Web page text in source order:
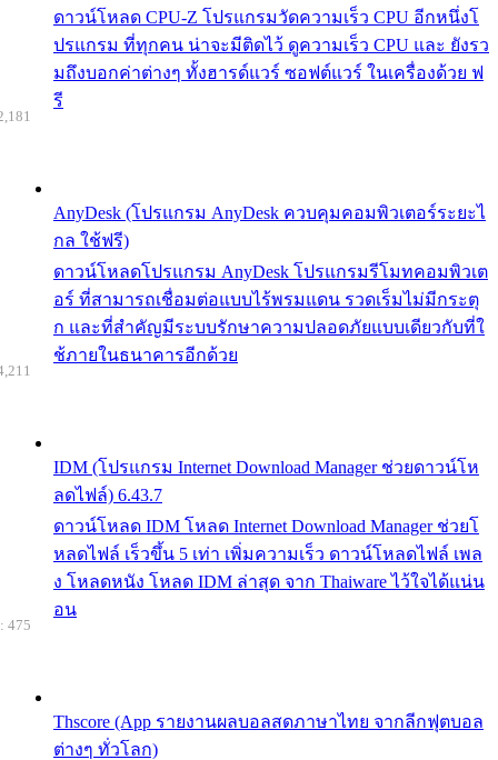
ดาวน์โหลด CPU-Z โปรแกรมวัดความเร็ว CPU อีกหนึ่งโ
ปรแกรม ที่ทุกคน น่าจะมีติดไว้ ดูความเร็ว CPU และ ยังรว
มถึงบอกค่าต่างๆ ทั้งฮารด์แวร์ ซอฟต์แวร์ ในเครื่องด้วย ฟ
รี
AnyDesk (โปรแกรม AnyDesk ควบคุมคอมพิวเตอร์ระยะไ
กล ใช้ฟรี)
ดาวน์โหลดโปรแกรม AnyDesk โปรแกรมรีโมทคอมพิวเต
อร์ ที่สามารถเชื่อมต่อแบบไร้พรมแดน รวดเร็มไม่มีกระตุ
ก และที่สำคัญมีระบบรักษาความปลอดภัยแบบเดียวกับที่ใ
ช้ภายในธนาคารอีกด้วย
IDM (โปรแกรม Internet Download Manager ช่วยดาวน์โห
ลดไฟล์) 6.43.7
ดาวน์โหลด IDM โหลด Internet Download Manager ช่วยโ
หลดไฟล์ เร็วขึ้น 5 เท่า เพิ่มความเร็ว ดาวน์โหลดไฟล์ เพล
ง โหลดหนัง โหลด IDM ล่าสุด จาก Thaiware ไว้ใจได้แน่น
อน
Thscore (App รายงานผลบอลสดภาษาไทย จากลีกฟุตบอล
ต่างๆ ทั่วโลก)
475